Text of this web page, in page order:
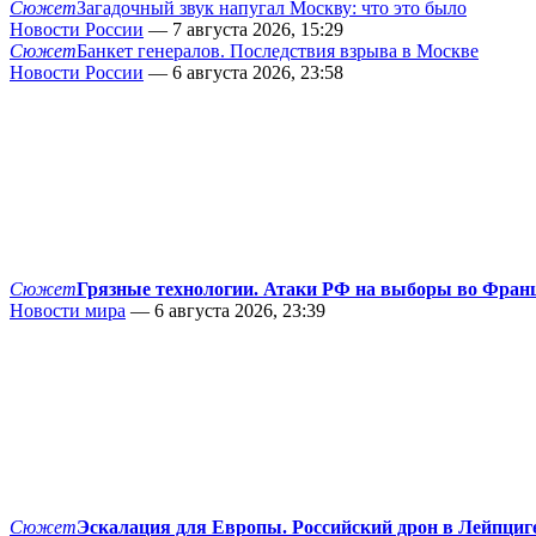
СюжетЗагадочный звук напугал Москву: что это было
Новости России — 7 августа 2026, 15:29
СюжетБанкет генералов. Последствия взрыва в Москве
Новости России — 6 августа 2026, 23:58
СюжетГрязные технологии. Атаки РФ на выборы во
Новости мира — 6 августа 2026, 23:39
СюжетЭскалация для Европы. Российский дрон в